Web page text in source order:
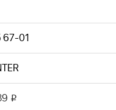
67-01
i